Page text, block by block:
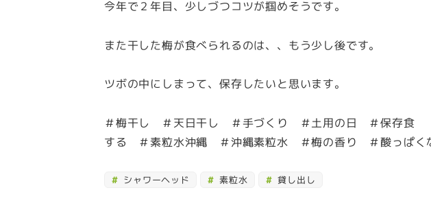
今年で２年目、少しづつコツが掴めそうです。
また干した梅が食べられるのは、、もう少し後です。
ツボの中にしまって、保存したいと思います。
＃梅干し ＃天日干し ＃手づくり ＃土用の日 ＃保存
する ＃素粒水沖縄 ＃沖縄素粒水 ＃梅の香り ＃酸っぱく
シャワーヘッド 素粒水 貸し出し